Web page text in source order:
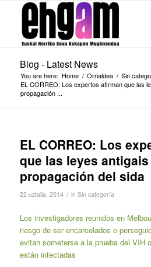
Blog - Latest News
You are here: Home / Orrialdea / Sin
EL CORREO: Los expertos afirman que las
propagación ...
EL CORREO: Los
que las leyes
propagación del sida
22 uztaila, 2014 / in Sin categoría
Los investigadores reunidos en
riesgo de ser encarcelados o
evitan someterse a la prueba del VIH
están infectadas